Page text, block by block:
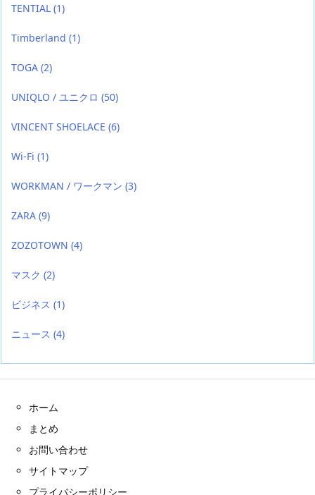
TENTIAL (1)
Timberland (1)
TOGA (2)
UNIQLO / ユニクロ (50)
VINCENT SHOELACE (6)
Wi-Fi (1)
WORKMAN / ワークマン (3)
ZARA (9)
ZOZOTOWN (4)
マスク (2)
ビジネス (1)
ニュース (4)
ホーム
まとめ
お問い合わせ
サイトマップ
プライバシーポリシー